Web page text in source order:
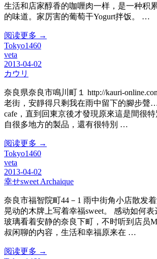
生活和店家醇香的咖喱肉一样，是一种积
的味道。家厉害的葡萄干Yogurt拌饭。 …
阅读更多 →
Tokyo1460
veta
2013-04-02
カウリ
奈良県奈良市鳴川町１ http://kauri-
老街，安靜得只剩我在雨中留下的腳步
cafe，直到回東京後才發現原來這是間很
自很多地方的製品，還有很特別 …
阅读更多 →
Tokyo1460
veta
2013-04-02
幸せsweet Archaique
奈良市福智院町44－1 雨中街角小店散发
晃动的木牌上写着幸福sweet。 感动如何
玻璃看着安静的奈良下町，不时听到店员
叔闲聊的内容，生活和幸福原来在 …
阅读更多 →